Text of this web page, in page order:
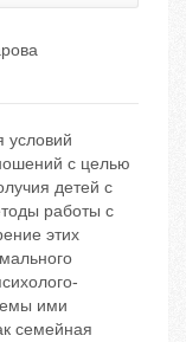
условий
с целью
детей с
работы с
этих
ими
семейная